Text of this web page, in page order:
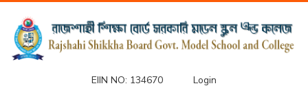
EIIN NO: 134670 Login